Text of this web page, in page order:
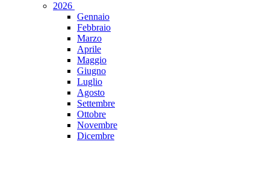
2026
Gennaio
Febbraio
Marzo
Aprile
Maggio
Giugno
Luglio
Agosto
Settembre
Ottobre
Novembre
Dicembre